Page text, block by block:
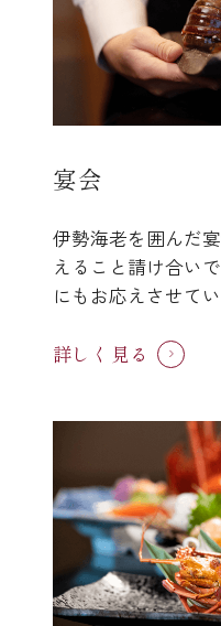
宴会
伊勢海老を囲んだ
えること請け合い
にもお応えさせて
詳しく見る